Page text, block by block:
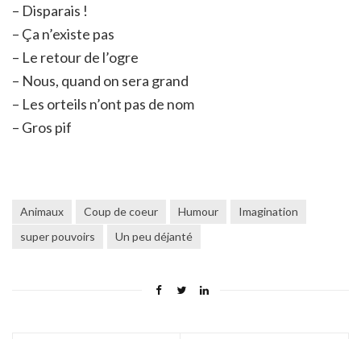
– Disparais !
– Ça n’existe pas
– Le retour de l’ogre
– Nous, quand on sera grand
– Les orteils n’ont pas de nom
– Gros pif
Animaux Coup de coeur Humour
Imagination
super pouvoirs
Un peu déjanté